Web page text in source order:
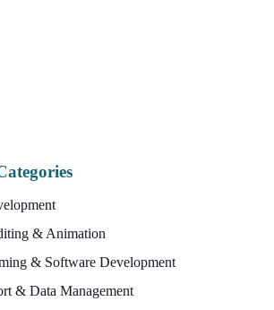
& Animation
& Software Development
& Data Management